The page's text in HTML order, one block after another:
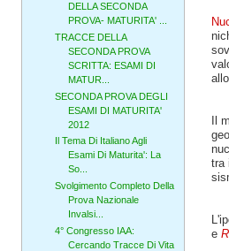
Il
tra
e
DELLA SECONDA
PROVA- MATURITA' ...
TRACCE DELLA
SECONDA PROVA
SCRITTA: ESAMI DI
MATUR...
SECONDA PROVA DEGLI
ESAMI DI MATURITA'
2012
Il Tema Di Italiano Agli
Esami Di Maturita': La
So...
Svolgimento Completo Della
Prova Nazionale
Invalsi...
4° Congresso IAA:
Cercando Tracce Di Vita